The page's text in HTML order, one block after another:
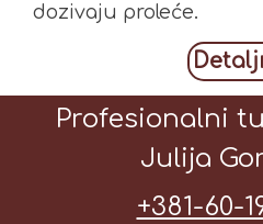
dozivaju proleće.
Profesionalni
Julija
+381-60-